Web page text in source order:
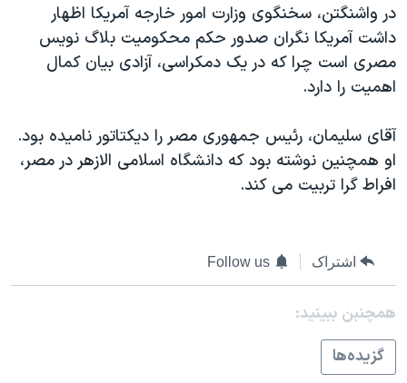
دادگاه حمید نوری
چهل سال گروگان‌گیری
قانون شفافیت دارائی کادر رهبری ایران
اسرائیل در جنگ
نرگس محمدی برنده جایزه نوبل صلح
صفحه‌های ویژه
سفر پرزیدنت ترامپ به چین
در واشنگتن، سخنگوی وزارت امور خارجه آمريکا اظهار
داشت آمريکا نگران صدور حکم محکوميت بلاگ نويس
مصری است چرا که در يک دمکراسی، آزادی بيان کمال
اهميت را دارد.
آقای سليمان، رئيس جمهوری مصر را ديکتاتور ناميده بود.
او همچنين نوشته بود که دانشگاه اسلامی الازهر در مصر،
افراط گرا تربيت می کند.
اشتراک Follow us
همچنبن ببینید:
گزيده‌ها